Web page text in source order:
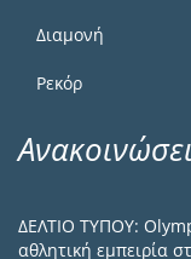
Διαμονή
Ρεκόρ
ΔΕΛΤΙΟ ΤΥΠΟΥ:
αθλητική εμπειρία